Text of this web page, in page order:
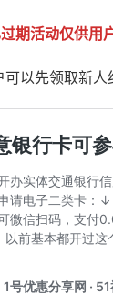
期活动仅供用
以先领取新